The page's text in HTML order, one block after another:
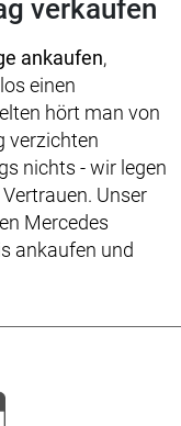
verkaufen
ankaufen,
einen
hört man von
verzichten
nichts - wir legen
Unser
Mercedes
ankaufen und